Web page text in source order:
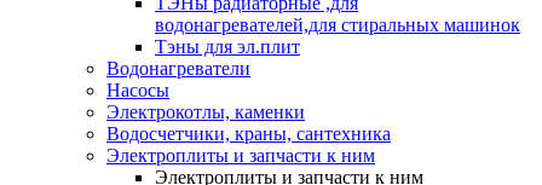
водонагревателей,для стиральных машинок
Тэны для эл.плит
Водонагреватели
Насосы
Электрокотлы, каменки
Водосчетчики, краны, сантехника
Электроплиты и запчасти к ним
Электроплиты и запчасти к ним